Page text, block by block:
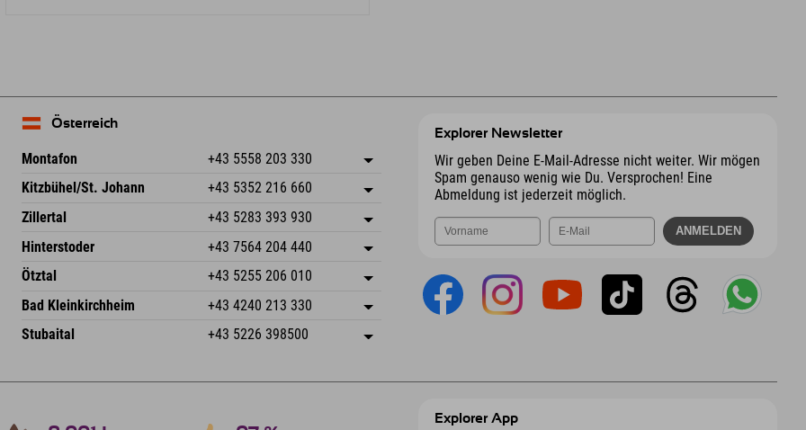
Österreich
Montafon +43 5558 203 330
Dorfstr. 127b
Österreich
Adresse speichern
Buchen
Kitzbühel/St. Johann +43 5352 216 660
Speckbacherstraße 87
Österreich
Adresse speichern
Buchen
Zillertal +43 5283 393 930
Schmiedau 2
Österreich
Adresse speichern
Buchen
Hinterstoder +43 7564 204 440
Freizeitpark 10
Österreich
Adresse speichern
Buchen
Ötztal +43 5255 206 010
Gscheat 14
Österreich
Adresse speichern
Buchen
Bad Kleinkirchheim +43 4240 213 330
Dorfstraße 24
Adresse speichern
Mail senden
Stubaital +43 5226 398500
Explorer Newsletter
Wir geben Deine E-Mail-Adresse nicht weiter. Wir mögen
Spam genauso wenig wie Du. Versprochen! Eine
Abmeldung ist jederzeit möglich.
Explorer App